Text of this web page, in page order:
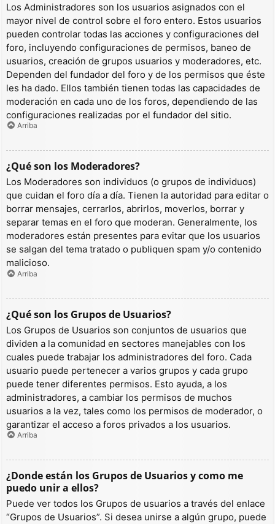
Los Administradores son los usuarios asignados con el
mayor nivel de control sobre el foro entero. Estos usuarios
pueden controlar todas las acciones y configuraciones del
foro, incluyendo configuraciones de permisos, baneo de
usuarios, creación de grupos usuarios y moderadores, etc.
Dependen del fundador del foro y de los permisos que éste
les ha dado. Ellos también tienen todas las capacidades de
moderación en cada uno de los foros, dependiendo de las
configuraciones realizadas por el fundador del sitio.
Arriba
¿Qué son los Moderadores?
Los Moderadores son individuos (o grupos de individuos)
que cuidan el foro día a día. Tienen la autoridad para editar o
borrar mensajes, cerrarlos, abrirlos, moverlos, borrar y
separar temas en el foro que moderan. Generalmente, los
moderadores están presentes para evitar que los usuarios
se salgan del tema tratado o publiquen spam y/o contenido
malicioso.
Arriba
¿Qué son los Grupos de Usuarios?
Los Grupos de Usuarios son conjuntos de usuarios que
dividen a la comunidad en sectores manejables con los
cuales puede trabajar los administradores del foro. Cada
usuario puede pertenecer a varios grupos y cada grupo
puede tener diferentes permisos. Esto ayuda, a los
administradores, a cambiar los permisos de muchos
usuarios a la vez, tales como los permisos de moderador, o
garantizar el acceso a foros privados a los usuarios.
Arriba
¿Donde están los Grupos de Usuarios y como me
puedo unir a ellos?
Puede ver todos los Grupos de usuarios a través del enlace
“Grupos de Usuarios”. Si desea unirse a algún grupo, puede